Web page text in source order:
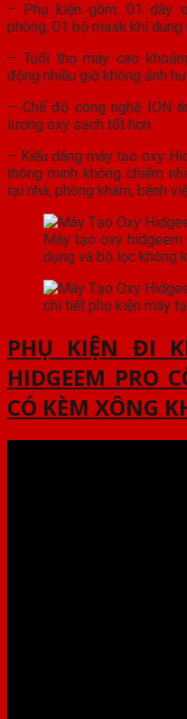
– Phụ kiện gồm: 01 dây
phòng, 01 bộ mask khí
– Tuổi thọ máy cao
động nhiều giờ không ảnh
– Chế độ công nghệ ION
lượng oxy sạch tốt hơn.
– Kiểu dáng máy tạo oxy
thông minh không chiếm
tại nhà, phòng khám, bệnh
Máy tạo oxy
dụng và bộ lọc không
chi tiết phụ kiện máy
PHỤ KIỆN ĐI
HIDGEEM PRO
CÓ KÈM XÔNG